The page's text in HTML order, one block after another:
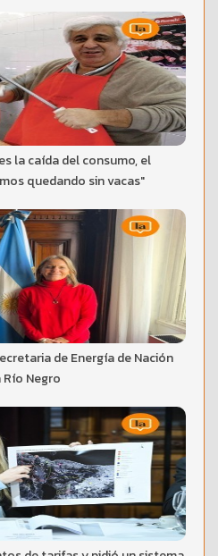
la caída del consumo, el
quedando sin vacas"
de Energía de Nación
Negro